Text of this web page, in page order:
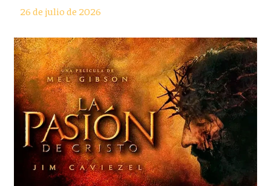
26 de julio de 2026